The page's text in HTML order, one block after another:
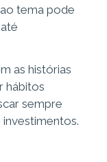
tema pode
as histórias
hábitos
sempre